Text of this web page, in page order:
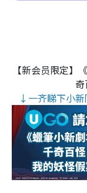
【新会员限定】
奇
↓一齐睇下小